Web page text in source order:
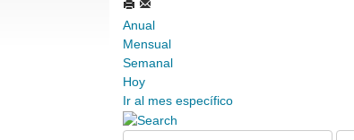
Anual
Mensual
Semanal
Hoy
Ir al mes específico